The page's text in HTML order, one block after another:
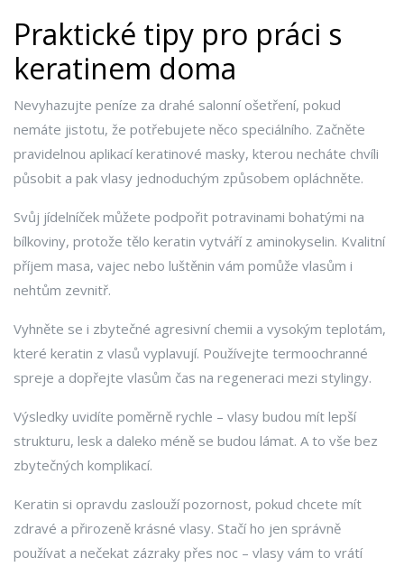
Praktické tipy pro práci s
keratinem doma
Nevyhazujte peníze za drahé salonní ošetření, pokud
nemáte jistotu, že potřebujete něco speciálního. Začněte
pravidelnou aplikací keratinové masky, kterou necháte chvíli
působit a pak vlasy jednoduchým způsobem opláchněte.
Svůj jídelníček můžete podpořit potravinami bohatými na
bílkoviny, protože tělo keratin vytváří z aminokyselin. Kvalitní
příjem masa, vajec nebo luštěnin vám pomůže vlasům i
nehtům zevnitř.
Vyhněte se i zbytečné agresivní chemii a vysokým teplotám,
které keratin z vlasů vyplavují. Používejte termoochranné
spreje a dopřejte vlasům čas na regeneraci mezi stylingy.
Výsledky uvidíte poměrně rychle – vlasy budou mít lepší
strukturu, lesk a daleko méně se budou lámat. A to vše bez
zbytečných komplikací.
Keratin si opravdu zaslouží pozornost, pokud chcete mít
zdravé a přirozeně krásné vlasy. Stačí ho jen správně
používat a nečekat zázraky přes noc – vlasy vám to vrátí